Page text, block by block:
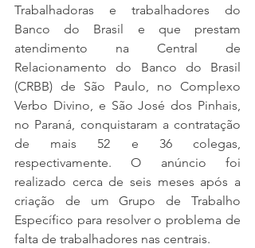
Trabalhadoras e trabalhadores do
Banco do Brasil e que prestam
atendimento na Central de
Relacionamento do Banco do Brasil
(CRBB) de São Paulo, no Complexo
Verbo Divino, e São José dos Pinhais,
no Paraná, conquistaram a contratação
de mais 52 e 36 colegas,
respectivamente. O anúncio foi
realizado cerca de seis meses após a
criação de um Grupo de Trabalho
Específico para resolver o problema de
falta de trabalhadores nas centrais.